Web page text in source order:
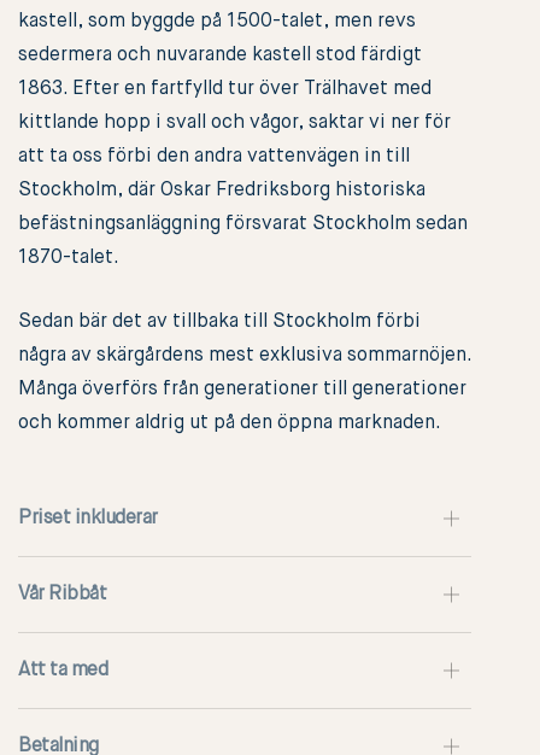
kastell, som byggde på 1500-talet, men revs
sedermera och nuvarande kastell stod färdigt
1863. Efter en fartfylld tur över Trälhavet med
kittlande hopp i svall och vågor, saktar vi ner för
att ta oss förbi den andra vattenvägen in till
Stockholm, där Oskar Fredriksborg historiska
befästningsanläggning försvarat Stockholm sedan
1870-talet.
Sedan bär det av tillbaka till Stockholm förbi
några av skärgårdens mest exklusiva sommarnöjen.
Många överförs från generationer till generationer
och kommer aldrig ut på den öppna marknaden.
Priset inkluderar
Vår Ribbåt
Att ta med
Betalning